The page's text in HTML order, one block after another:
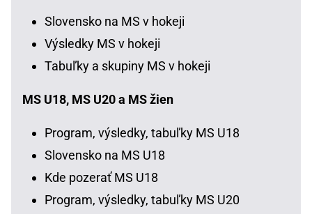
Slovensko na MS v hokeji
Výsledky MS v hokeji
Tabuľky a skupiny MS v hokeji
MS U18, MS U20 a MS žien
Program, výsledky, tabuľky MS U18
Slovensko na MS U18
Kde pozerať MS U18
Program, výsledky, tabuľky MS U20